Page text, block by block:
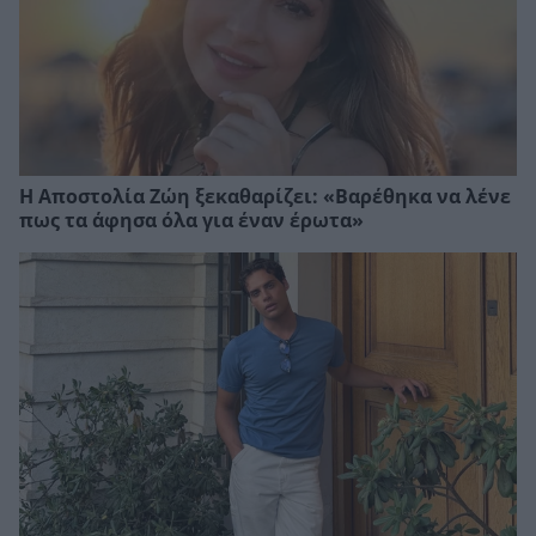
Η Αποστολία Ζώη ξεκαθαρίζει: «Βαρέθηκα να λένε
πως τα άφησα όλα για έναν έρωτα»